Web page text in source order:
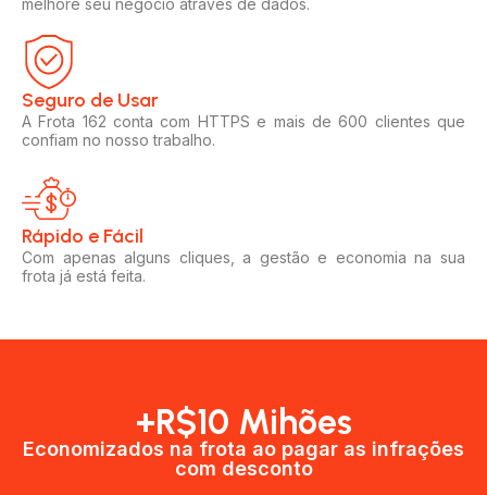
Seguro de Usar​
A Frota 162 conta com HTTPS e mais de 600 clientes que
confiam no nosso trabalho.
Rápido e Fácil​
Com apenas alguns cliques, a gestão e economia na sua
frota já está feita.
+R$10 Mihões
Economizados na frota ao pagar as infrações
com desconto